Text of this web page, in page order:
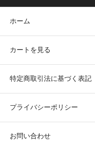
ホーム
カートを見る
特定商取引法に基づく表記
プライバシーポリシー
お問い合わせ